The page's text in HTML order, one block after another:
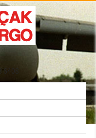
Kargo
6408
6408